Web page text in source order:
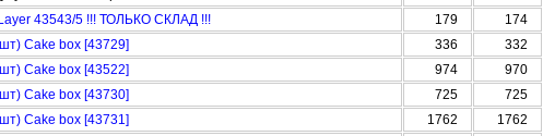
43543/5 !!! ТОЛЬКО СКЛАД !!! 179
174
Cake box [43729] 336
332
Cake box [43522] 974
970
Cake box [43730] 725
725
Cake box [43731] 1762
1762